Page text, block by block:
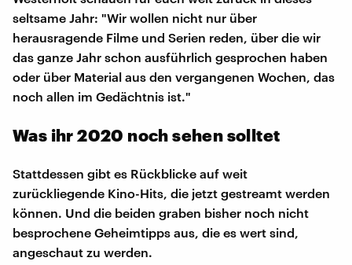
seltsame Jahr: "Wir wollen nicht nur über
herausragende Filme und Serien reden, über die wir
das ganze Jahr schon ausführlich gesprochen haben
oder über Material aus den vergangenen Wochen, das
noch allen im Gedächtnis ist."
Was ihr 2020 noch sehen solltet
Stattdessen gibt es Rückblicke auf weit
zurückliegende Kino-Hits, die jetzt gestreamt werden
können. Und die beiden graben bisher noch nicht
besprochene Geheimtipps aus, die es wert sind,
angeschaut zu werden.